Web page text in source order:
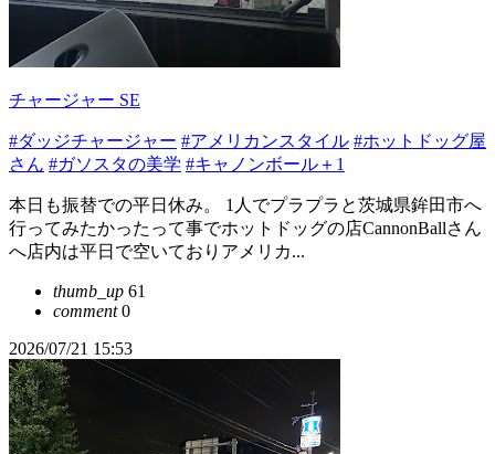
チャージャー SE
#ダッジチャージャー #アメリカンスタイル #ホットドッグ屋
さん #ガソスタの美学 #キャノンボール＋1
本日も振替での平日休み。 1人でプラプラと茨城県鉾田市へ
行ってみたかったって事でホットドッグの店CannonBallさん
へ店内は平日で空いておりアメリカ...
thumb_up 61
comment0
2026/07/21 15:53